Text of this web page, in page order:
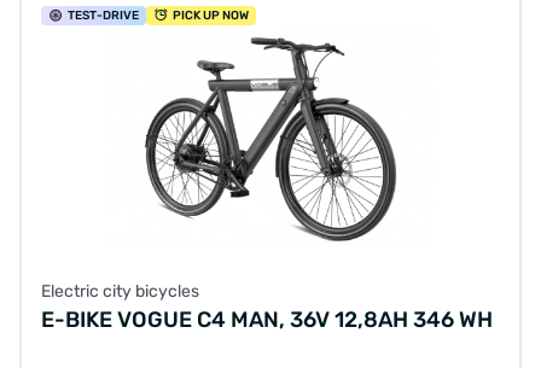
TEST-DRIVE PICK UP NOW
Electric city bicycles
E-BIKE VOGUE C4 MAN, 36V 12,8AH 346 WH